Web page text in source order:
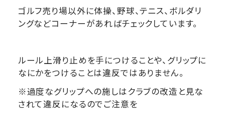
ゴルフ売り場以外に体操、野球、テニス、ボルダリ
ングなどコーナーがあればチェックしています。
ルール上滑り止めを手につけることや、グリップに
なにかをつけることは違反ではありません。
※過度なグリップへの施しはクラブの改造と見な
されて違反になるのでご注意を